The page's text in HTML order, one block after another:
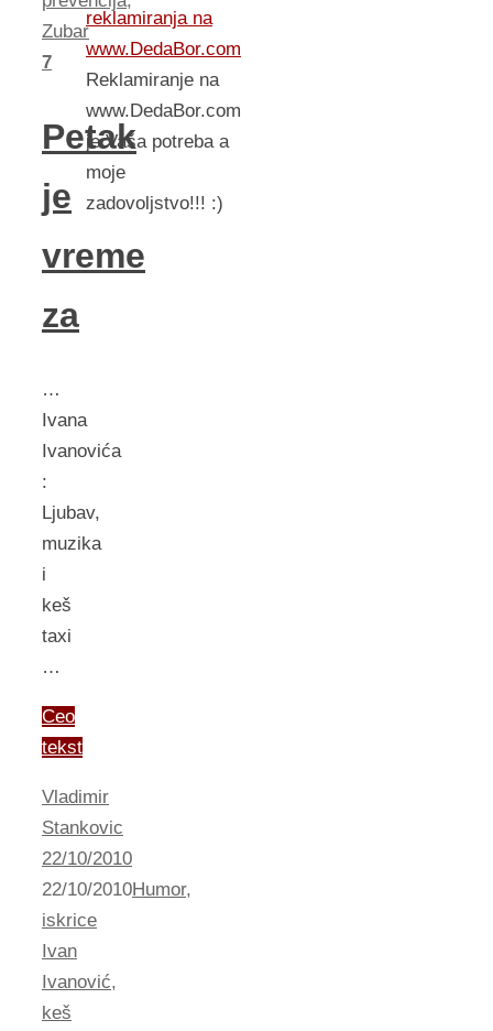
Zubar
7
Petak
je
vreme
za
…
Ivana
Ivanovića
:
Ljubav,
muzika
i
keš
taxi
…
Ceo
tekst
Vladimir
Stankovic
22/10/2010
22/10/2010Humor,
iskrice
Ivan
Ivanović,
keš
reklamiranja na
www.DedaBor.com
Reklamiranje na
www.DedaBor.com
je Vaša potreba a
moje
zadovoljstvo!!! :)